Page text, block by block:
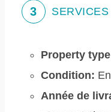
3 SERVICES
Property
Condition:
Année de